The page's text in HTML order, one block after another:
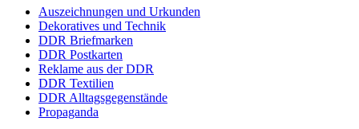
Auszeichnungen und Urkunden
Dekoratives und Technik
DDR Briefmarken
DDR Postkarten
Reklame aus der DDR
DDR Textilien
DDR Alltagsgegenstände
Propaganda